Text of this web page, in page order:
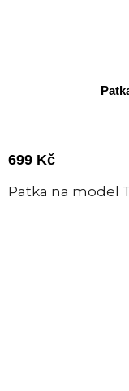
699 Kč
Patka na model